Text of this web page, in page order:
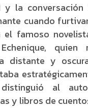
y la
cuando
el famoso
distante y
distinguió al
y libros de